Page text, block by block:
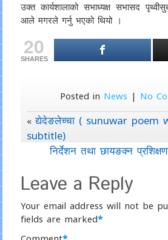
उक्त कार्यशालाको सभाध्यक्ष सभासद
आले मगरले गर्नु भएको थियो ।
20
SHARES
Posted in News | No
«द्येदेङलेच्चा ( sunuwar poem
subtitle)
निर्देशन तथा छायङक्न
Leave a Reply
Your email address will not be
fields are marked*